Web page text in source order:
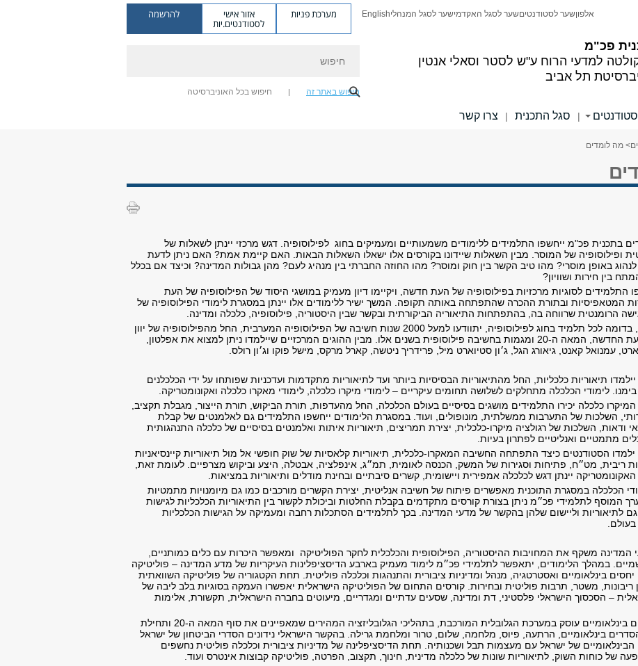
פכ"מ
למדעי הרוח ע"ש לסטר וסאלי אנטין
תל אביב
אלפוןשער לסטודנטיםשער לסגל האקדמישער לסגל המנהליEnglish מערכת פניות אזור אישי
לסטודנטים.יות
להרשמה
חיפוש באתר זה חיפוש בכל האוניברסיטה
| סגל התכנית | צרו קשר
> מה לומדים
בתכנית פכ"מ ייחשפו התלמידים ללימודים משמעותיים ומעמיקים בחוג לפילוסופיה. דגש מרכזי יינתן לשאלות של
ופילוסופיה של המוסר. מבין השאלות שיידונו בקורסים אלו ישאלו השאלות הבאות. האם קיימת אמת? האם ניתן לדעת
באופן מוסרי? מהו טיב הקשר בין חוק ומוסר? מהו החוזה החברתי בין מנהיג לעם? מהן גבולות המדינה? וכיצד אם בכלל
בין חירות ושוויון?
התלמידים לסוגיות מרכזיות בפילוסופיה של העת חדשה, ויקיימו דיון מעמיק במושגי היסוד של הפילוסופיה של העת
המטאפיסיות ובתורת ההכרה שהתפתחה באותה תקופה. המשך ישיר ללימודים אלו יינתן במסגרת לימודי הפילוסופיה של
תלמידי התכנית, בדומה לכל תלמיד בחוג לפילוסופיה, יתוודעו למעל 2000 שנות חשיבה של הפילוסופיה המערבית, החל מהפילוסופיה של יוון
העתיקה, דרך העת החדשה, המאה ה-20 ומגמות בחשיבה פילוסופית בשנים אלו. מבין ההוגים המרכזיים שיילמדו ניתן למצוא את אפלטון,
עמנואל קאנט, גיאורג הגל, ג׳ון סטיוארט מיל, פרידריך ניטשה, קארל מרקס, מישל פוקו וג׳ון רולס.
תיאוריות כלכליות, החל מהתיאוריות הבסיסיות ביותר ועד לתיאוריות מתקדמות ועדכניות שפותחו על ידי הכלכלנים
לימודי הכלכלה מתחלקים לשלושה תחומים עיקריים – לימודי מיקרו כלכלה, לימודי מאקרו כלכלה ואקונומטריקה.
כלכלה יכירו התלמידים מושגים בסיסיים בעולם הכלכלה, החל מהעדפות, תורת הביקוש, תורת הייצור, מגבלת תקציב,
השלכות של התערבות ממשלתית, מונופולים, ועוד. במסגרת הלימודים ייחשפו התלמידים גם לאלמנטים של קבלת
ודאות, השלכות של רגולציה מיקרו-כלכלית, יצירת תמריצים, תיאוריות איתות ואלמנטים בסיסיים של כלכלה התנהגותית
מתמטיים ואנליטיים לפתרון בעיות.
הסטודנטים כיצד התפתחה החשיבה המאקרו-כלכלית, תיאוריות קלאסיות של שוק חופשי אל מול תיאוריות קיינסיאניות
ריבית, מט״ח, פתיחות וסגירות של המשק, הכנסה לאומית, תמ״ג, אינפלציה, אבטלה, היצע וביקוש מצרפיים. לעומת זאת,
יינתן דגש לכלכלה אמפירית ויישומית, קשרים סיבתיים ובחינת מודלים ותיאוריות במציאות.
הכלכלה במסגרת התוכנית מאפשרים פיתוח של חשיבה אנליטית, יצירת הקשרים מורכבים כמו גם מיומנויות מתמטיות
המוסף לתלמידי פכ״מ ניתן בצורת קורסים מתקדמים בקבלת החלטות וביכולת לקשור בין התיאוריות הכלכליות לגישות
גם לתיאוריות וליישום שלהן בהקשר של מדעי המדינה. בכך לתלמידים הסתכלות רחבה ומעמיקה על הגישות הכלכליות
המדינה משקף את המחויבות ההיסטוריה, הפילוסופית והכלכלית לחקר הפוליטיקה ומאפשר היכרות עם כלים כמותניים,
במהלך הלימודים, יתאפשר לתלמידי פכ״מ לימוד מעמיק בארבע הדיסציפלינות העיקריות של מדע המדינה – פוליטיקה
בינלאומיים ואסטרטגיה, מנהל ומדיניות ציבורית והתנהגות וכלכלה פוליטית. תחת הקטגוריה של פוליטיקה השוואתית
ריבונות, משטר, תרבות פוליטית ובחירות. קורסים התחום של הפוליטיקה הישראלית יאפשרו העמקה בסוגיות בלב ליבה של
– הסכסוך הישראלי פלסטיני, דת ומדינה, שסעים עדתיים ומגדריים, מיעוטים בחברה הישראלית, תקשורת, אלימות
התחום של יחסים בינלאומיים עוסק במערכת הגלובלית המורכבת, בתהליכי הגלובליזציה המהירים שמאפיינים את סוף המאה ה-20 ותחילת
ה-21, בהסדרים בינלאומיים, הרתעה, פיוס, מלחמה, שלום, טרור ומלחמת גרילה. בהקשר הישראלי נידונים הסדרי הביטחון של ישראל
של ישראל עם מעצמות תבל ושכנותיה. תחת הדיסציפלינה של מדיניות ציבורית וכלכלה פוליטית נחשפים
של כוחות השוק, לתיאוריות שונות של כלכלה מדינית, חינוך, תקצוב, הפרטה, פוליטיקה קבוצות אינטרס ועוד.